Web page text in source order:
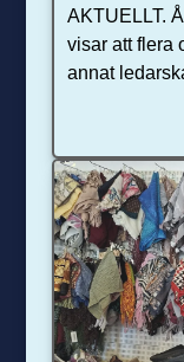
AKTUELLT.
visar att flera
annat